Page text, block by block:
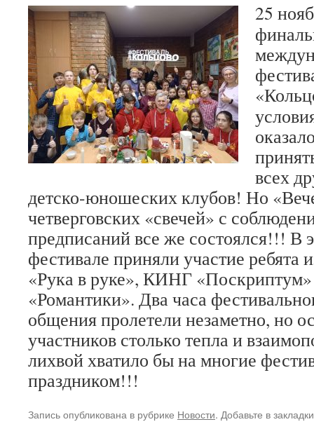
25
всех
детско-юношеских клубов! Но
четверговских «свечей» с
предписаний все же состоялся!!! В
фестивале приняли участие
«Рука в руке», КИНГ
«Романтики». Два часа
общения пролетели незаметно, но
участников столько тепла и
лихвой хватило бы на многие
праздником!!!
Запись опубликована в рубрике Новости. Добавьте в